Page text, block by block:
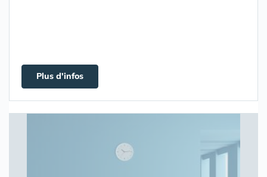
Plus d'infos